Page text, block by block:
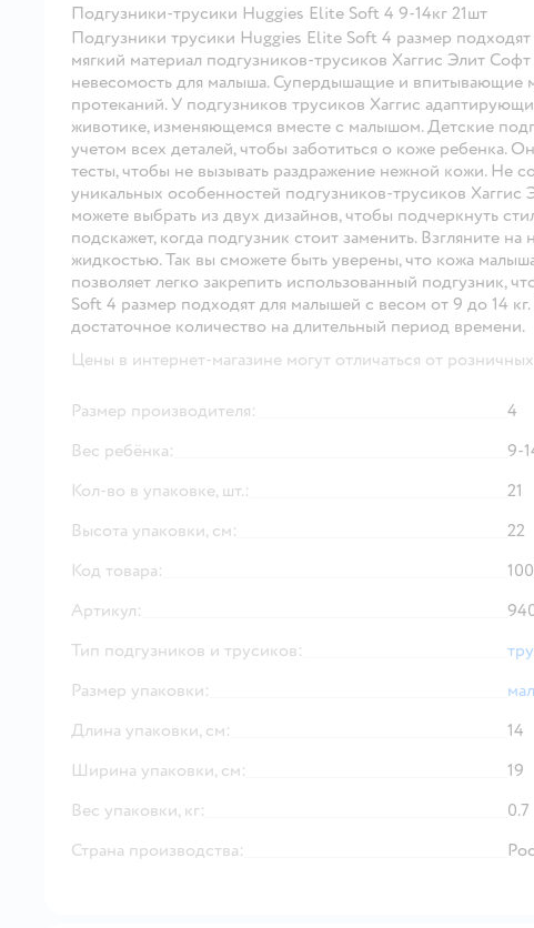
Подгузники-трусики Huggies Elite Soft 4 9-14кг 21шт
Подгузники трусики Huggies Elite Soft 4 размер подходят
мягкий материал подгузников-трусиков Хаггис Элит
невесомость для малыша. Супердышащие и
протеканий. У подгузников трусиков Хаггис
животике, изменяющемся вместе с малышом. Детские
учетом всех деталей, чтобы заботиться о коже ребенка.
тесты, чтобы не вызывать раздражение нежной кожи. Не
уникальных особенностей подгузников-трусиков
можете выбрать из двух дизайнов, чтобы подчеркнуть
подскажет, когда подгузник стоит заменить. Взгляните
жидкостью. Так вы сможете быть уверены, что кожа
позволяет легко закрепить использованный подгузник,
Soft 4 размер подходят для малышей с весом от 9 до 14
достаточное количество на длительный период времени.
Цены в интернет-магазине могут отличаться от
Размер производителя:
4
Вес ребёнка:
9-
Кол-во в упаковке, шт.:
21
Высота упаковки, см:
22
Код товара:
Артикул:
Тип подгузников и трусиков:
Размер упаковки:
Длина упаковки, см:
14
Ширина упаковки, см:
19
Вес упаковки, кг:
0.7
Страна производства: